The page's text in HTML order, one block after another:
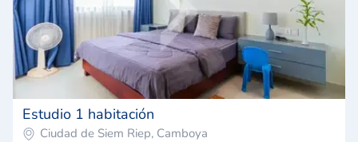
Estudio 1 habitación
Ciudad de Siem Riep, Camboya